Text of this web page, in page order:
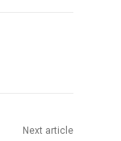
Next article